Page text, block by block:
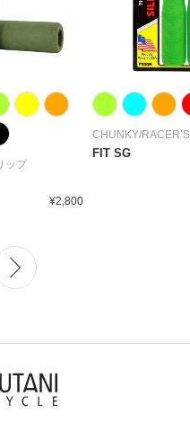
ップ
¥2,800
CHUNKY/
FIT SG